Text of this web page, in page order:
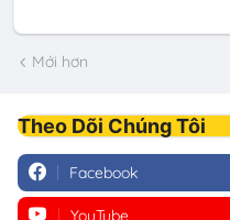
Mới hơn
Theo Dõi Chúng Tôi
Facebook
YouTube